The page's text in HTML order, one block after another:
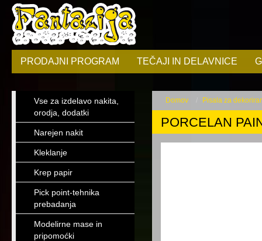
PRODAJNI PROGRAM TEČAJI IN DELAVNICE
Vse za izdelavo nakita,
orodja, dodatki
Narejen nakit
Kleklanje
Krep papir
Pick point-tehnika
prebadanja
Modelirne mase in
pripomoćki
Domov Pisala za
PORCELAN